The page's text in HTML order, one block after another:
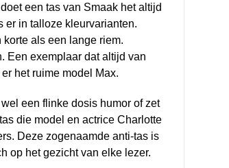
een tas van Smaak het altijd
er in talloze kleurvarianten.
als een lange riem.
Een exemplaar dat altijd van
het ruime model Max.
een flinke dosis humor of zet
die model en actrice Charlotte
Deze zogenaamde anti-tas is
op het gezicht van elke lezer.